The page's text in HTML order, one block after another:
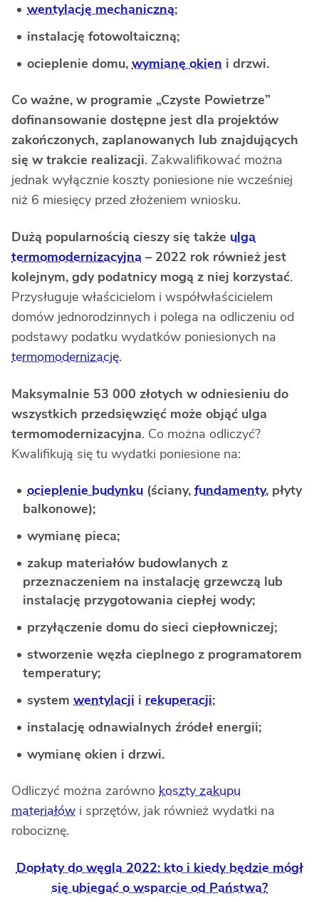
wentylację mechaniczną;
instalację fotowoltaiczną;
ocieplenie domu, wymianę okien i drzwi.
Co ważne, w programie „Czyste Powietrze”
dofinansowanie dostępne jest dla projektów
zakończonych, zaplanowanych lub znajdujących
się w trakcie realizacji. Zakwalifikować można
jednak wyłącznie koszty poniesione nie wcześniej
niż 6 miesięcy przed złożeniem wniosku.
Dużą popularnością cieszy się także ulga
termomodernizacyjna – 2022 rok również jest
kolejnym, gdy podatnicy mogą z niej korzystać.
Przysługuje właścicielom i współwłaścicielem
domów jednorodzinnych i polega na odliczeniu od
podstawy podatku wydatków poniesionych na
termomodernizację.
Maksymalnie 53 000 złotych w odniesieniu do
wszystkich przedsięwzięć może objąć ulga
termomodernizacyjna. Co można odliczyć?
Kwalifikują się tu wydatki poniesione na:
ocieplenie budynku (ściany, fundamenty, płyty
balkonowe);
wymianę pieca;
zakup materiałów budowlanych z
przeznaczeniem na instalację grzewczą lub
instalację przygotowania ciepłej wody;
przyłączenie domu do sieci ciepłowniczej;
stworzenie węzła cieplnego z programatorem
temperatury;
system wentylacji i rekuperacji;
instalację odnawialnych źródeł energii;
wymianę okien i drzwi.
Odliczyć można zarówno koszty zakupu
materiałów i sprzętów, jak również wydatki na
robociznę.
Dopłaty do węgla 2022: kto i kiedy będzie mógł
się ubiegać o wsparcie od Państwa?